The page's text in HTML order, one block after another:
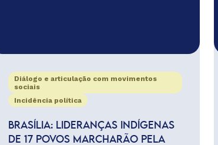
Diálogo e articulação com movimentos
sociais
Incidência política
BRASÍLIA: LIDERANÇAS INDÍGENAS
DE 17 POVOS MARCHARÃO PELA